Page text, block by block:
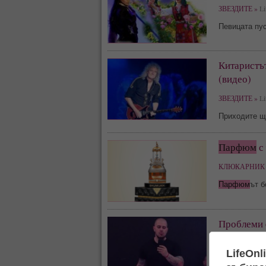
ЗВЕЗДИТЕ »
Певицата
(видео)
ЗВЕЗДИТЕ »
Приходите
Парфюм
КЛЮКАРНИК
Парфюмът
Проблеми
КЛЮКАРНИК